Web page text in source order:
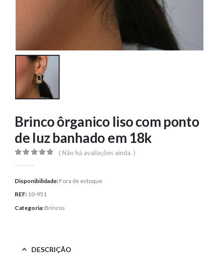
Brinco ôrganico liso com ponto
de luz banhado em 18k
( Não há avaliações ainda. )
Disponibilidade: Fora de estoque
REF: 10-951
Categoria: Brincos
DESCRIÇÃO